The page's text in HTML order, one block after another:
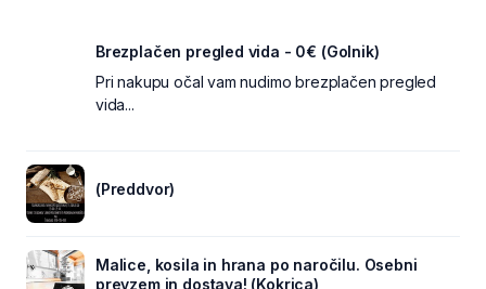
Brezplačen pregled vida - 0€ (Golnik)
Pri nakupu očal vam nudimo brezplačen pregled
vida...
(Preddvor)
Malice, kosila in hrana po naročilu. Osebni
prevzem in dostava! (Kokrica)